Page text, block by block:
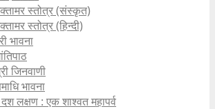
स्तोत्र (संस्कृत)
स्तोत्र (हिन्दी)
भावना
जिनवाणी
भावना
लक्षण : एक शाश्वत महापर्व